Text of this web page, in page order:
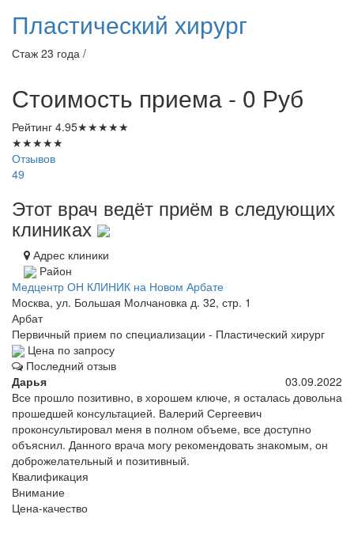
Пластический хирург
Стаж 23 года /
Стоимость приема - 0 Руб
Рейтинг 4.95★★★★★
★★★★★
Отзывов
49
Этот врач ведёт приём в следующих
клиниках
Адрес клиники
Район
Медцентр ОН КЛИНИК на Новом Арбате
Москва, ул. Большая Молчановка д. 32, стр. 1
Арбат
Первичный прием по специализации - Пластический хирург
Цена по запросу
Последний отзыв
Дарья
03.09.2022
Все прошло позитивно, в хорошем ключе, я осталась довольна
прошедшей консультацией. Валерий Сергеевич
проконсультировал меня в полном объеме, все доступно
объяснил. Данного врача могу рекомендовать знакомым, он
доброжелательный и позитивный.
Квалификация
Внимание
Цена-качество